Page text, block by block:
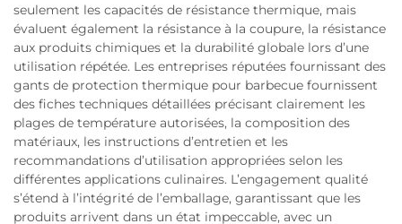
seulement les capacités de résistance thermique, mais
évaluent également la résistance à la coupure, la résistance
aux produits chimiques et la durabilité globale lors d’une
utilisation répétée. Les entreprises réputées fournissant des
gants de protection thermique pour barbecue fournissent
des fiches techniques détaillées précisant clairement les
plages de température autorisées, la composition des
matériaux, les instructions d’entretien et les
recommandations d’utilisation appropriées selon les
différentes applications culinaires. L’engagement qualité
s’étend à l’intégrité de l’emballage, garantissant que les
produits arrivent dans un état impeccable, avec un